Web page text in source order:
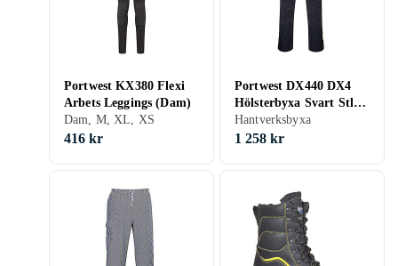
Portwest KX380 Flexi
Arbets Leggings (Dam)
Dam, M, XL, XS
416 kr
Portwest DX440 DX4
Hölsterbyxa Svart Stl
C58
Hantverksbyxa
1 258 kr